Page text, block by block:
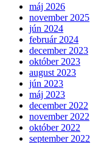
máj 2026
november 2025
jún 2024
február 2024
december 2023
október 2023
august 2023
jún 2023
máj 2023
december 2022
november 2022
október 2022
september 2022